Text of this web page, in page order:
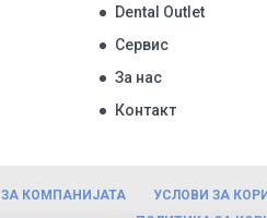
Dental Outlet
Сервис
За нас
Контакт
ЗА КОМПАНИЈАТА УСЛОВИ ЗА